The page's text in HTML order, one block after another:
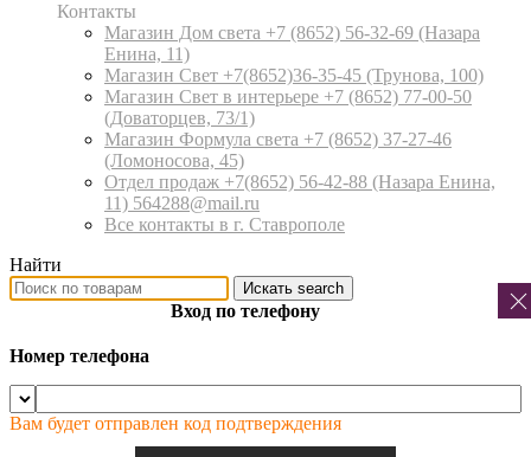
Контакты
Магазин Дом света +7 (8652) 56-32-69 (Назара
Енина, 11)
Магазин Свет +7(8652)36-35-45 (Трунова, 100)
Магазин Свет в интерьере +7 (8652) 77-00-50
(Доваторцев, 73/1)
Магазин Формула света +7 (8652) 37-27-46
(Ломоносова, 45)
Отдел продаж +7(8652) 56-42-88 (Назара Енина,
11) 564288@mail.ru
Все контакты в г. Ставрополе
Найти
Искать search
Вход по телефону
Номер телефона
Вам будет отправлен код подтверждения